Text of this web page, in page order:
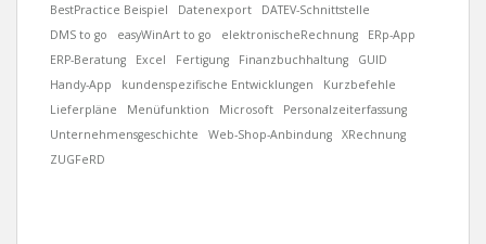
BestPractice Beispiel
Datenexport
DATEV-Schnittstelle
DMS to go
easyWinArt to go elektronischeRechnung
ERp-App
ERP-Beratung
Excel Fertigung Finanzbuchhaltung
GUID
Handy-App
kundenspezifische Entwicklungen
Kurzbefehle
Lieferpläne
Menüfunktion Microsoft
Personalzeiterfassung
Unternehmensgeschichte
Web-Shop-Anbindung
XRechnung
ZUGFeRD